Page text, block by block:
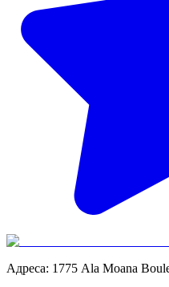
Адреса: 1775 Ala Moana